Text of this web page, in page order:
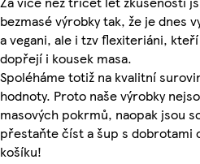
bezmasé výrobky tak, že je dnes
a vegani, ale i tzv flexiteriáni,
dopřejí i kousek masa.
Spoléháme totiž na kvalitní
hodnoty. Proto naše výrobky
masových pokrmů, naopak jsou
přestaňte číst a šup s dobrotami
košíku!